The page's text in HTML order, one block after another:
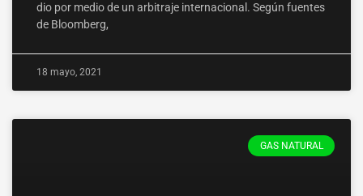
dio por medio de un arbitraje internacional. Según fuentes
de Bloomberg,
18 mayo, 2021
GAS NATURAL